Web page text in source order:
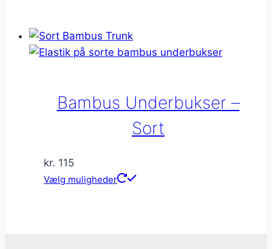
Bambus Underbukser –
Sort
kr. 115
Vælg muligheder
Dette